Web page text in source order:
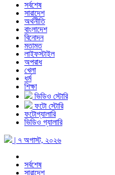
সর্বশেষ
সারাদেশ
অর্থনীতি
বাংলাদেশ
বিনোদন
মতামত
লাইফস্টাইল
অপরাধ
খেলা
ধর্ম
শিক্ষা
ভিডিও স্টোরি
ফটো স্টোরি
ফটোগ্যালারি
ভিডিও গ্যালারি
| ৭ অগাস্ট, ২০২৬
সর্বশেষ
সারাদেশ